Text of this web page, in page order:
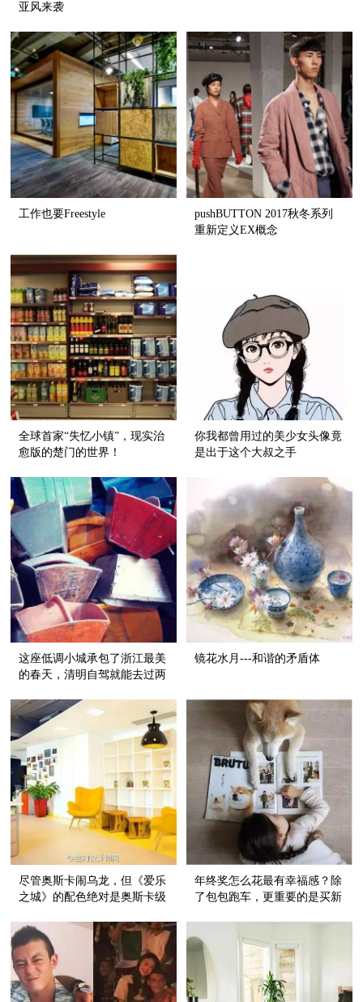
亚风来袭
工作也要Freestyle
pushBUTTON 2017秋冬系列
重新定义EX概念
全球首家“失忆小镇”，现实治
愈版的楚门的世界！
你我都曾用过的美少女头像竟
是出于这个大叔之手
这座低调小城承包了浙江最美
的春天，清明自驾就能去过两
镜花水月---和谐的矛盾体
尽管奥斯卡闹乌龙，但《爱乐
之城》的配色绝对是奥斯卡级
年终奖怎么花最有幸福感？除
了包包跑车，更重要的是买新